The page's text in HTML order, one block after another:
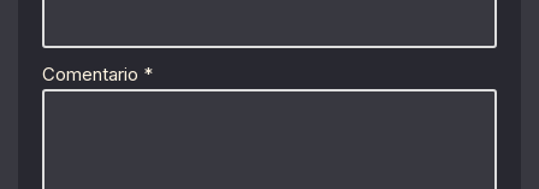
Comentario *